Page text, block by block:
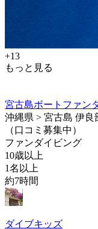
+13
もっと見る
宮古島ボートファン
沖縄県 > 宮古島 伊良
（口コミ募集中）
ファンダイビング
10歳以上
1名以上
約7時間
ダイブキッズ